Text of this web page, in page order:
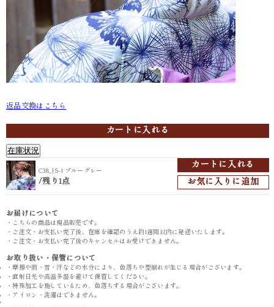
C38_JS-1 ブルーグレー
返品交換はこちら
カートに入れる
在庫状況
C38_JS-1 ブルーグレー
/残り1点
カートに入れる
お気に入りに追加
お届けについて
・こちらの商品は現品販売です。
・ご注文・お支払い完了後、在庫を確認のうえ約1週間以内に発送いたします。
・ご注文・お支払い完了後のキャンセルはお受けできません。
お取り扱い・保管について
・摩擦や雨・雪・汗などの水分により、色落ちや型崩れが生じる場合がございます。
・直射日光や高温多湿を避けて保管してください。
・特殊加工を施しているため、色落ちする場合がございます。
・アイロン・洗濯はできません。